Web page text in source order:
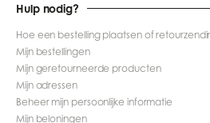
Hulp nodig?
Hoe een bestelling plaatsen of
Mijn bestellingen
Mijn geretourneerde producten
Mijn adressen
Beheer mijn persoonlijke informatie
Mijn beloningen